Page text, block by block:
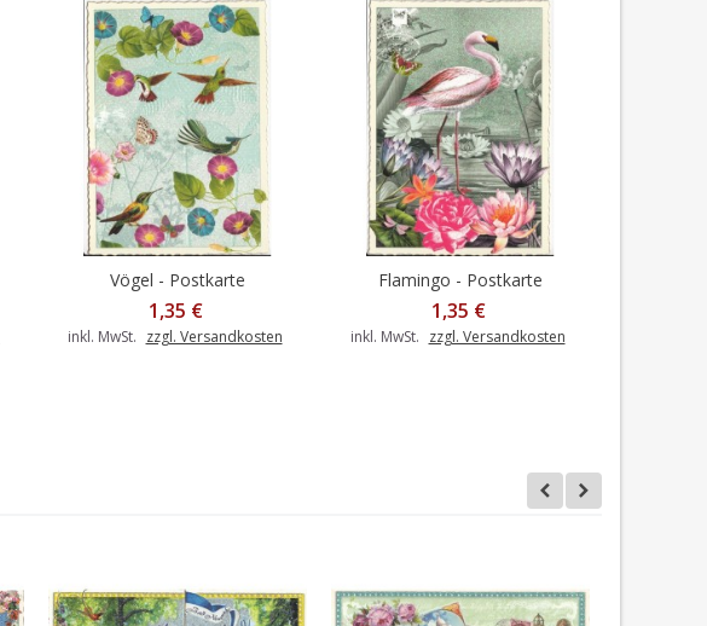
Vögel - Postkarte
1,35 €
inkl. MwSt. zzgl. Versandkosten
Flamingo - Postkarte
1,35 €
inkl. MwSt. zzgl. Versandkosten